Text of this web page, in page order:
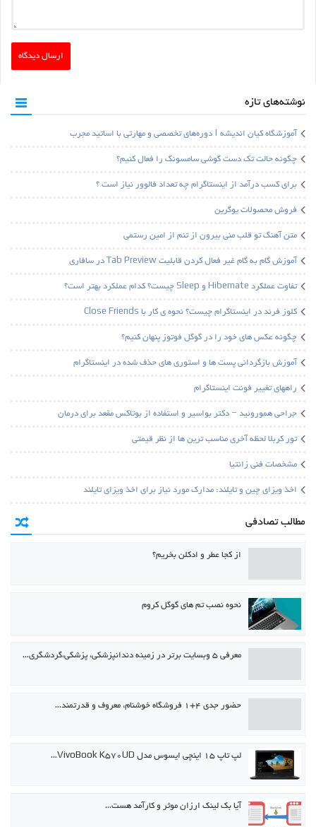
نوشته‌های تازه
آموزشگاه کیان اندیشه | دوره‌های تخصصی و مهارتی با اساتید مجرب
چگونه حالت تک دست گوشی سامسونگ را فعال کنیم؟
برای کسب درآمد از اینستاگرام چه تعداد فالوور نیاز است ؟
فروش محصولات یوگرین
متن آهنگ تو قلب منی بیرون از تنم از امین رستمی
آموزش گام به گام غیر فعال کردن قابلیت Tab Preview در سافاری
تفاوت عملکرد Hibernate و Sleep چیست؟ کدام عملکرد بهتر است؟
کلوز فرند در اینستاگرام چیست؟ نحوه ی کار با Close Friends
چگونه عکس های خود را در گوگل فوتوز پنهان کنیم؟
آموزش بازگردانی پست ها و استوری های حذف شده در اینستاگرام
راههای تغییر فونت اینستاگرام
جراحی هموروئید – دکتر بواسیر و استفاده از بوتاکس مقعد برای درمان
تور کربلا لحظه آخری مناسب ترین ها از نظر قیمتی
مشخصات فنی زانتیا
اخذ ویزای چین و تایلند: مدارک مورد نیاز برای اخذ ویزای تایلند
مطالب تصادفی
از کجا عطر و ادکلن بخریم؟
نحوه نصب تم های گوگل کروم
معرفی ۵ وبسایت برتر در زمینه دندانپزشکی، پزشکی،گردشگری…
حضور جدی ۴+۱ فروشگاه خوشنام، معروف و قدرتمند…
لپ تاپ ۱۵ اینچی ایسوس مدل VivoBook K570UD…
آیا بک لینک ارزان موثر و کارآمد هست…